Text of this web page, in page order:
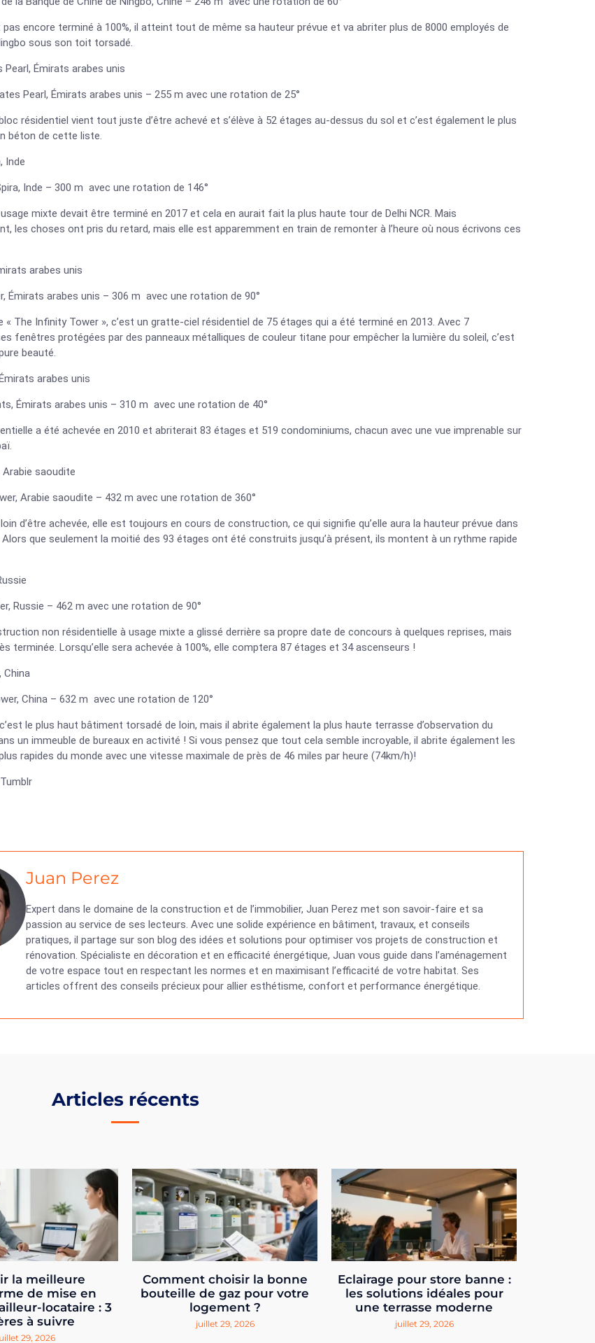
pas encore terminé à 100%, il atteint tout de même sa hauteur prévue et va abriter plus de 8000 employés de
sous son toit torsadé.
Pearl, Émirats arabes unis
Pearl, Émirats arabes unis – 255 m avec une rotation de 25°
résidentiel vient tout juste d’être achevé et s’élève à 52 étages au-dessus du sol et c’est également le plus
béton de cette liste.
Inde
Inde – 300 m avec une rotation de 146°
mixte devait être terminé en 2017 et cela en aurait fait la plus haute tour de Delhi NCR. Mais
les choses ont pris du retard, mais elle est apparemment en train de remonter à l’heure où nous écrivons ces
arabes unis
Émirats arabes unis – 306 m avec une rotation de 90°
« The Infinity Tower », c’est un gratte-ciel résidentiel de 75 étages qui a été terminé en 2013. Avec 7
fenêtres protégées par des panneaux métalliques de couleur titane pour empêcher la lumière du soleil, c’est
beauté.
arabes unis
Émirats arabes unis – 310 m avec une rotation de 40°
a été achevée en 2010 et abriterait 83 étages et 519 condominiums, chacun avec une vue imprenable sur
Arabie saoudite
Arabie saoudite – 432 m avec une rotation de 360°
d’être achevée, elle est toujours en cours de construction, ce qui signifie qu’elle aura la hauteur prévue dans
que seulement la moitié des 93 étages ont été construits jusqu’à présent, ils montent à un rythme rapide
Russie – 462 m avec une rotation de 90°
non résidentielle à usage mixte a glissé derrière sa propre date de concours à quelques reprises, mais
terminée. Lorsqu’elle sera achevée à 100%, elle comptera 87 étages et 34 ascenseurs !
China
China – 632 m avec une rotation de 120°
le plus haut bâtiment torsadé de loin, mais il abrite également la plus haute terrasse d’observation du
un immeuble de bureaux en activité ! Si vous pensez que tout cela semble incroyable, il abrite également les
rapides du monde avec une vitesse maximale de près de 46 miles par heure (74km/h)!
Juan Perez
Expert dans le domaine de la construction et de l’immobilier, Juan Perez met son savoir-faire et sa
passion au service de ses lecteurs. Avec une solide expérience en bâtiment, travaux, et conseils
pratiques, il partage sur son blog des idées et solutions pour optimiser vos projets de construction et
rénovation. Spécialiste en décoration et en efficacité énergétique, Juan vous guide dans l’aménagement
de votre espace tout en respectant les normes et en maximisant l’efficacité de votre habitat. Ses
articles offrent des conseils précieux pour allier esthétisme, confort et performance énergétique.
Articles récents
la meilleure
de mise en
locataire : 3
à suivre
29, 2026
Comment choisir la bonne
bouteille de gaz pour votre
logement ?
juillet 29, 2026
Eclairage pour store banne :
les solutions idéales pour
une terrasse moderne
juillet 29, 2026